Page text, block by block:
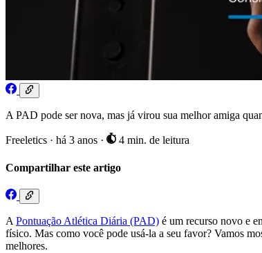
A PAD pode ser nova, mas já virou sua melhor amiga
Freeletics · há 3 anos · 4 min. de leitura
Compartilhar este artigo
A Pontuação Atlética Diária (PAD) é um recurso novo e
físico. Mas como você pode usá-la a seu favor? Vamos
melhores.